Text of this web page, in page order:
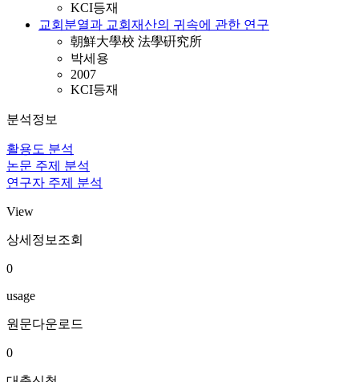
KCI등재
교회분열과 교회재산의 귀속에 관한 연구
朝鮮大學校 法學硏究所
박세용
2007
KCI등재
분석정보
활용도 분석
논문 주제 분석
연구자 주제 분석
View
상세정보조회
0
usage
원문다운로드
0